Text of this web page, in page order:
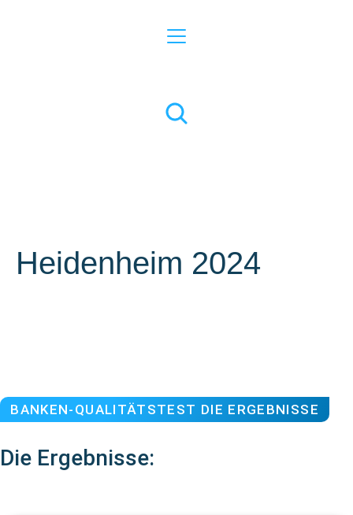
Heidenheim 2024
BANKEN-QUALITÄTSTEST DIE ERGEBNISSE
Die Ergebnisse: